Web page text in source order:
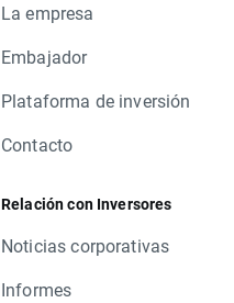
La empresa
Embajador
Plataforma de inversión
Contacto
Relación con Inversores
Noticias corporativas
Informes